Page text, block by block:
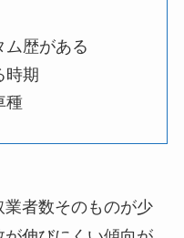
ム歴がある
時期
種
者数そのものが少